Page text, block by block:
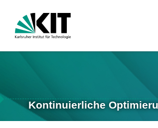
Kontinuierliche